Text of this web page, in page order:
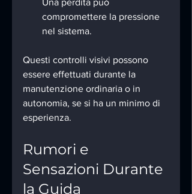
compromettere la pressione
nel sistema.
Questi controlli visivi possono
essere effettuati durante la
manutenzione ordinaria o in
autonomia, se si ha un minimo di
esperienza.
Rumori e
Sensazioni Durante
la Guida